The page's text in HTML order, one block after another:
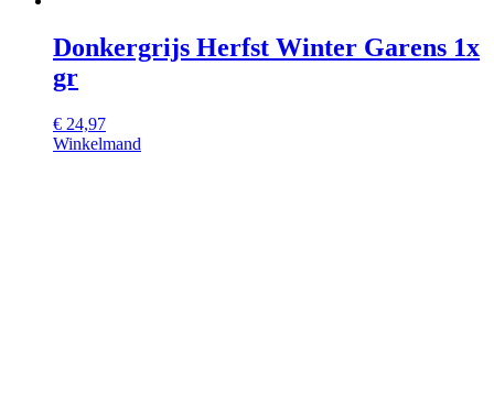
Donkergrijs Herfst Winter Garens 1x
gr
€ 24,97
Winkelmand